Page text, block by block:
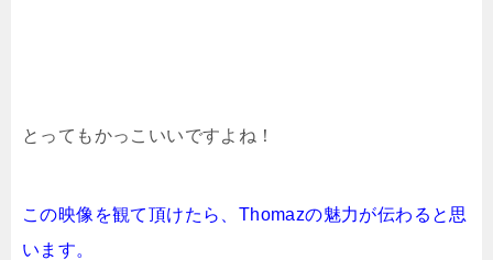
と ってもかっこいいですよね！
この映像を観て頂けたら、Thomazの魅力が伝わると思
います。